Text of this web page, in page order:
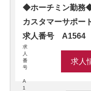
求
人
番
号
A
1
◆ホーチミン勤務
カスタマーサポー
求人番号 A1564
求人